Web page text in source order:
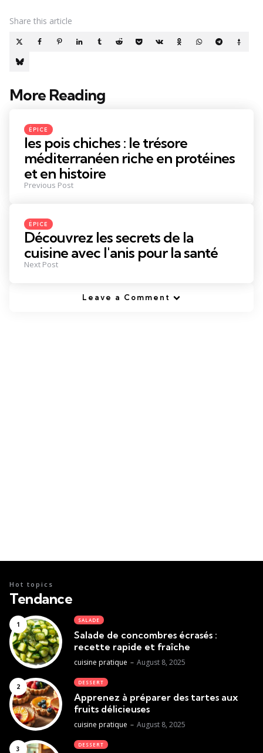
Share this article
More Reading
Post
Posted
in
ÉPICE
les pois chiches : le trésore
méditerranéen riche en protéines
et en histoire
Previous Post
Posted
in
ÉPICE
Découvrez les secrets de la
cuisine avec l'anis pour la santé
Next Post
Leave a Comment
Tendance
Hot topics
SALADE
Salade de concombres écrasés :
recette rapide et fraîche
Posted
cuisine pratique August 8, 2025
DESSERT
Apprenez à préparer des tartes aux
fruits délicieuses
Posted
cuisine pratique August 8, 2025
DESSERT